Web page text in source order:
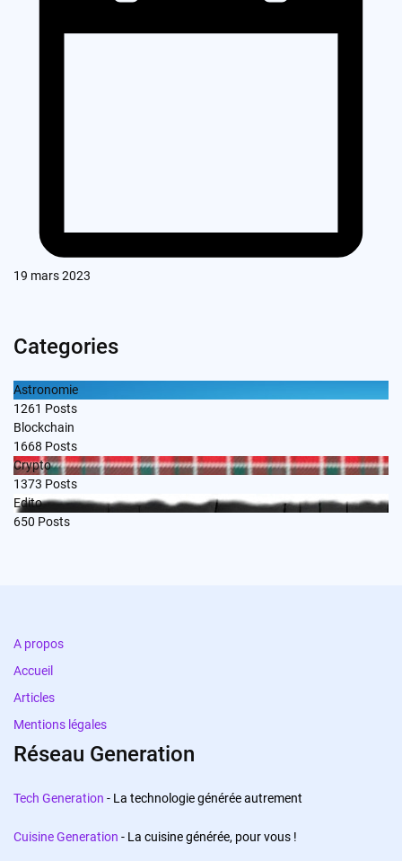
19 mars 2023
Categories
Astronomie
1261 Posts
Blockchain
1668 Posts
Crypto
1373 Posts
Edito
650 Posts
A propos
Accueil
Articles
Mentions légales
Réseau Generation
Tech Generation - La technologie générée autrement
Cuisine Generation - La cuisine générée, pour vous !